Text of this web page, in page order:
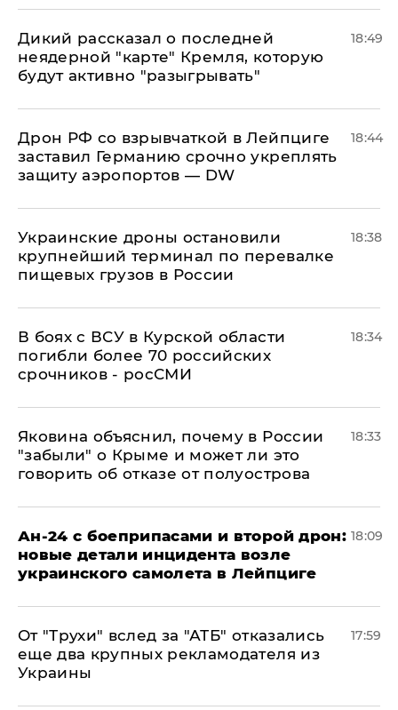
Дикий рассказал о последней
неядерной "карте" Кремля, которую
будут активно "разыгрывать"
18:49
​Дрон РФ со взрывчаткой в Лейпциге
заставил Германию срочно укреплять
защиту аэропортов — DW
18:44
Украинские дроны остановили
крупнейший терминал по перевалке
пищевых грузов в России
18:38
В боях с ВСУ в Курской области
погибли более 70 российских
срочников - росСМИ
18:34
Яковина объяснил, почему в России
"забыли" о Крыме и может ли это
говорить об отказе от полуострова
18:33
Ан-24 с боеприпасами и второй дрон:
новые детали инцидента возле
украинского самолета в Лейпциге
18:09
От "Трухи" вслед за "АТБ" отказались
еще два крупных рекламодателя из
Украины
17:59